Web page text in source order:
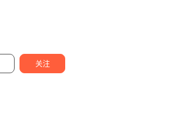
关注